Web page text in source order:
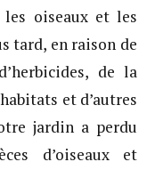
oiseaux et les
tard, en raison de
de la
et d’autres
jardin a perdu
d’oiseaux et